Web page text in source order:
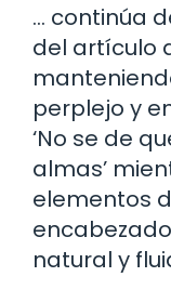
… continúa
del artículo
perplejo y
‘No se de
almas’
elementos
natural y